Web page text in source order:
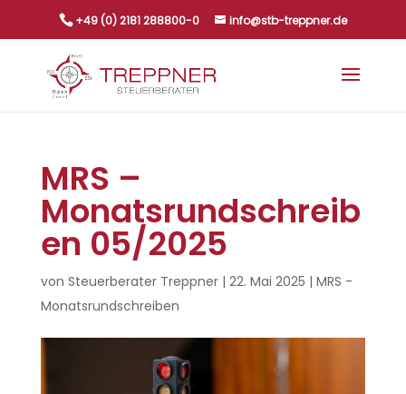
+49 (0) 2181 288800-0 info@stb-treppner.de
MRS –
Monatsrundschreib
en 05/2025
von Steuerberater Treppner| 22. Mai 2025 | MRS -
Monatsrundschreiben